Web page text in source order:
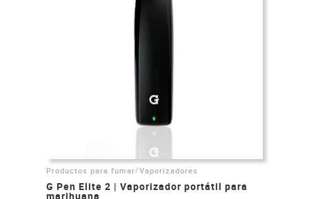
Productos para fumar/Vaporizadores
G Pen Elite 2 | Vaporizador portátil para
marihuana